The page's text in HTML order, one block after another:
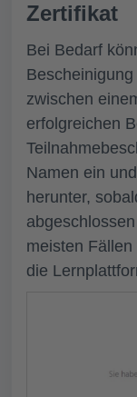
Zertifikat
Bei Bedarf
zwischen
erfolgreichen
Namen ein
herunter,
meisten
die